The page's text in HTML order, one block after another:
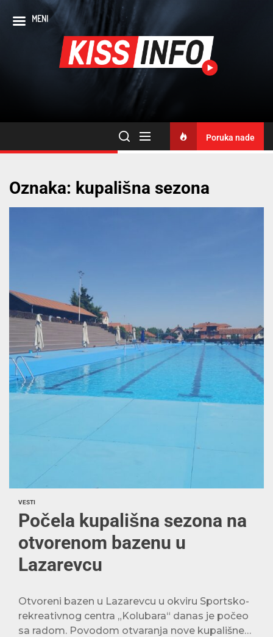
Poruka nade
Oznaka: kupališna sezona
VESTI
Počela kupališna sezona na
otvorenom bazenu u
Lazarevcu
Otvoreni bazen u Lazarevcu u okviru Sportsko-
rekreativnog centra „Kolubara“ danas je počeo
sa radom. Povodom otvaranja nove kupališne
MENI